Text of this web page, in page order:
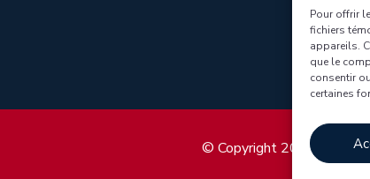
Pour offrir
fichiers
appareils.
que le
consentir
certaines
© Copyright 2025